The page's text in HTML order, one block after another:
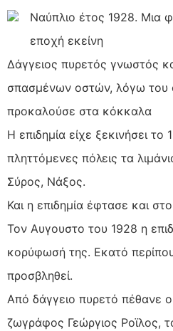
Ναύπλιο έτος 1928. Μια
εποχή εκείνη
Δάγγειος πυρετός γνωστός
σπασμένων οστών, λόγω του
προκαλούσε στα κόκκαλα
Η επιδημία είχε ξεκινήσει το
πληττόμενες πόλεις τα
Σύρος, Νάξος.
Και η επιδημία έφτασε και
Τον Αυγουστο του 1928 η
κορύφωσή της. Εκατό
προσβληθεί.
Από δάγγειο πυρετό πέθανε
ζωγράφος Γεώργιος Ροϊλος,